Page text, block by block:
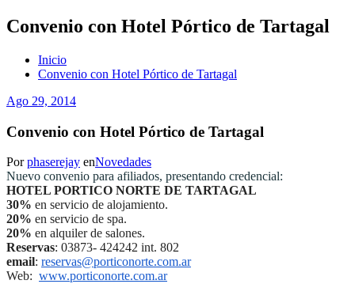
Convenio con Hotel Pórtico de Tartagal
Inicio
Convenio con Hotel Pórtico de Tartagal
Ago 29, 2014
Convenio con Hotel Pórtico de Tartagal
Porphaserejay enNovedades
Nuevo convenio para afiliados, presentando credencial:
HOTEL PORTICO NORTE DE TARTAGAL
30% en servicio de alojamiento.
20% en servicio de spa.
20% en alquiler de salones.
Reservas: 03873- 424242 int. 802
email: reservas@porticonorte.com.ar
Web: www.porticonorte.com.ar